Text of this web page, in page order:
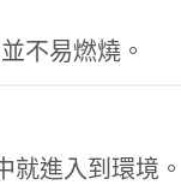
不易燃燒。
進入到環境。